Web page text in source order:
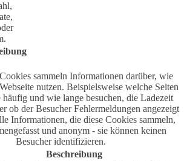
sammeln Informationen darüber, wie
nutzen. Beispielsweise welche Seiten
und wie lange besuchen, die Ladezeit
ob der Besucher Fehlermeldungen angezeigt
Informationen, die diese Cookies sammeln,
und anonym - sie können keinen
Besucher identifizieren.
Beschreibung